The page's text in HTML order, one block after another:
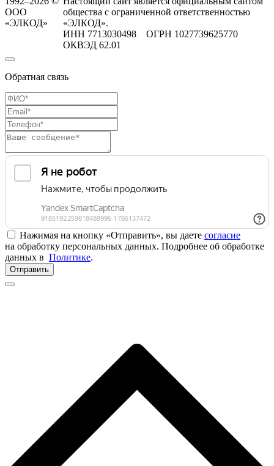
ООО
«ЭЛКОД»
общества с ограниченной ответственностью
«ЭЛКОД».
ИНН 7713030498 ОГРН 1027739625770
ОКВЭД 62.01
Обратная связь
Нажимая на кнопку «Отправить», вы даете согласие
на обработку персональных данных. Подробнее об обработке
данных в Политике.
Отправить